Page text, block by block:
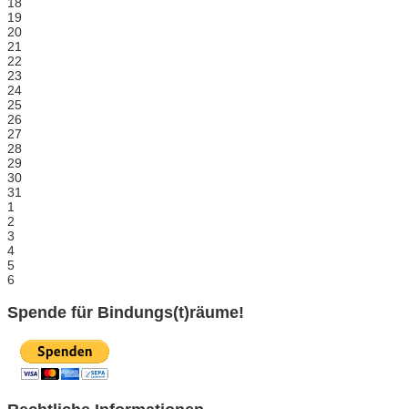
18
19
20
21
22
23
24
25
26
27
28
29
30
31
1
2
3
4
5
6
Spende für Bindungs(t)räume!